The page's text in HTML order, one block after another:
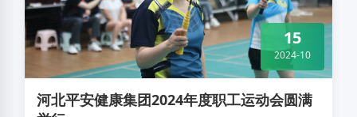
河北平安健康集团2024年度职工运动会圆满
15
2024-10